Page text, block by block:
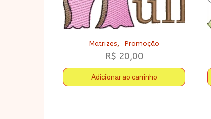
Matrizes, Promoção
R$ 20,00
Adicionar ao carrinho